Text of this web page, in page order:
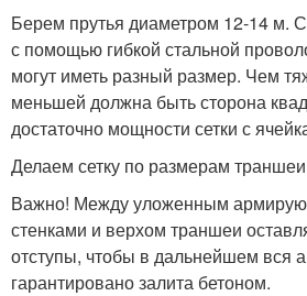
Берем прутья диаметром 12-14 м.
с помощью гибкой стальной
могут иметь разный размер. Чем
меньшей должна быть сторона
достаточно мощности сетки с
Делаем сетку по размерам
Важно! Между уложенным
стенками и верхом траншеи
отступы, чтобы в дальнейшем вся
гарантировано залита бетоном.